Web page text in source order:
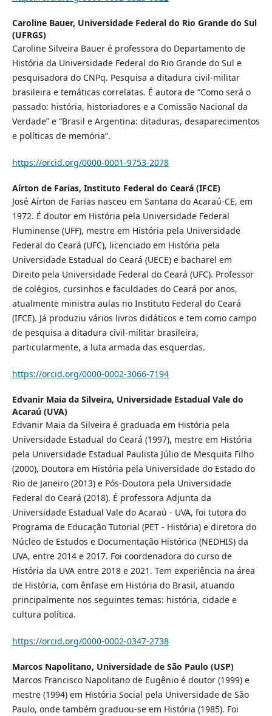
Caroline Bauer, Universidade Federal do Rio Grande do Sul
(UFRGS)
Caroline Silveira Bauer é professora do Departamento de
História da Universidade Federal do Rio Grande do Sul e
pesquisadora do CNPq. Pesquisa a ditadura civil-militar
brasileira e temáticas correlatas. É autora de “Como será o
passado: história, historiadores e a Comissão Nacional da
Verdade” e “Brasil e Argentina: ditaduras, desaparecimentos
e políticas de memória”.
https://orcid.org/0000-0001-9753-2078
Aírton de Farias, Instituto Federal do Ceará (IFCE)
José Aírton de Farias nasceu em Santana do Acaraú-CE, em
1972. É doutor em História pela Universidade Federal
Fluminense (UFF), mestre em História pela Universidade
Federal do Ceará (UFC), licenciado em História pela
Universidade Estadual do Ceará (UECE) e bacharel em
Direito pela Universidade Federal do Ceará (UFC). Professor
de colégios, cursinhos e faculdades do Ceará por anos,
atualmente ministra aulas no Instituto Federal do Ceará
(IFCE). Já produziu vários livros didáticos e tem como campo
de pesquisa a ditadura civil-militar brasileira,
particularmente, a luta armada das esquerdas.
https://orcid.org/0000-0002-3066-7194
Edvanir Maia da Silveira, Universidade Estadual Vale do
Acaraú (UVA)
Edvanir Maia da Silveira é graduada em História pela
Universidade Estadual do Ceará (1997), mestre em História
pela Universidade Estadual Paulista Júlio de Mesquita Filho
(2000), Doutora em História pela Universidade do Estado do
Rio de Janeiro (2013) e Pós-Doutora pela Universidade
Federal do Ceará (2018). É professora Adjunta da
Universidade Estadual Vale do Acaraú - UVA, foi tutora do
Programa de Educação Tutorial (PET - História) e diretora do
Núcleo de Estudos e Documentação Histórica (NEDHIS) da
UVA, entre 2014 e 2017. Foi coordenadora do curso de
História da UVA entre 2018 e 2021. Tem experiência na área
de História, com ênfase em História do Brasil, atuando
principalmente nos seguintes temas: história, cidade e
cultura política.
https://orcid.org/0000-0002-0347-2738
Marcos Napolitano, Universidade de São Paulo (USP)
Marcos Francisco Napolitano de Eugênio é doutor (1999) e
mestre (1994) em História Social pela Universidade de São
Paulo, onde também graduou-se em História (1985). Foi